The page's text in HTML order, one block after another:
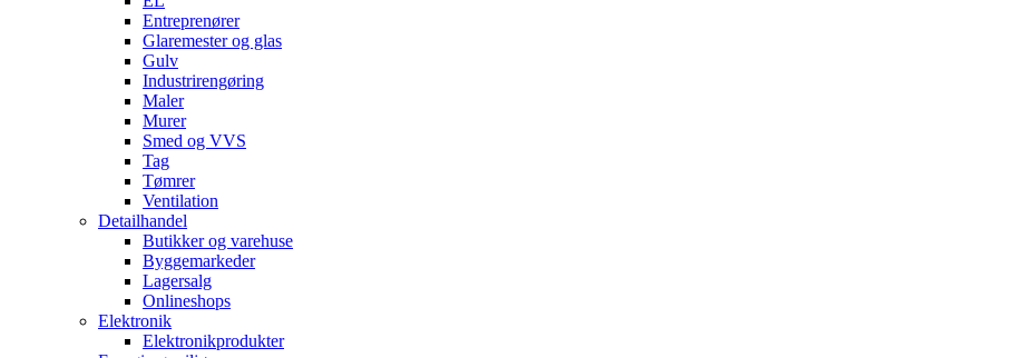
Entreprenører
Glaremester og glas
Gulv
Industrirengøring
Maler
Murer
Smed og VVS
Tag
Tømrer
Ventilation
Detailhandel
Butikker og varehuse
Byggemarkeder
Lagersalg
Onlineshops
Elektronik
Elektronikprodukter